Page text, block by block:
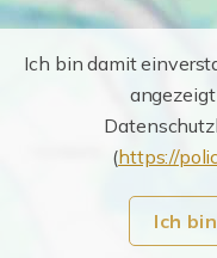
Ich bin damit
(https://
Ich